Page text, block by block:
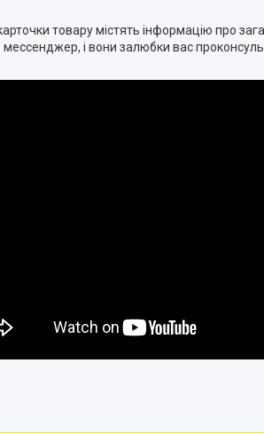
товару містять інформацію про
і вони залюбки вас